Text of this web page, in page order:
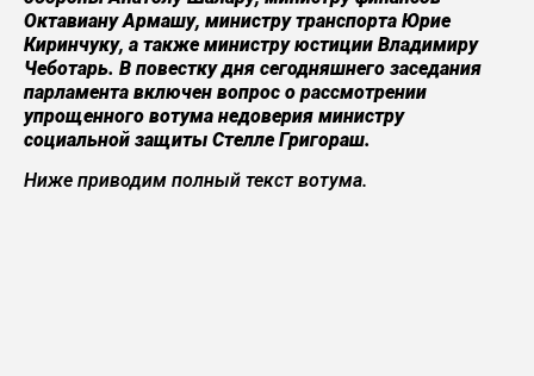
Октавиану Армашу, министру транспорта Юрие
Киринчуку, а также министру юстиции Владимиру
Чеботарь. В повестку дня сегодняшнего заседания
парламента включен вопрос о рассмотрении
упрощенного вотума недоверия министру
социальной защиты Стелле Григораш.
Ниже приводим полный текст вотума.